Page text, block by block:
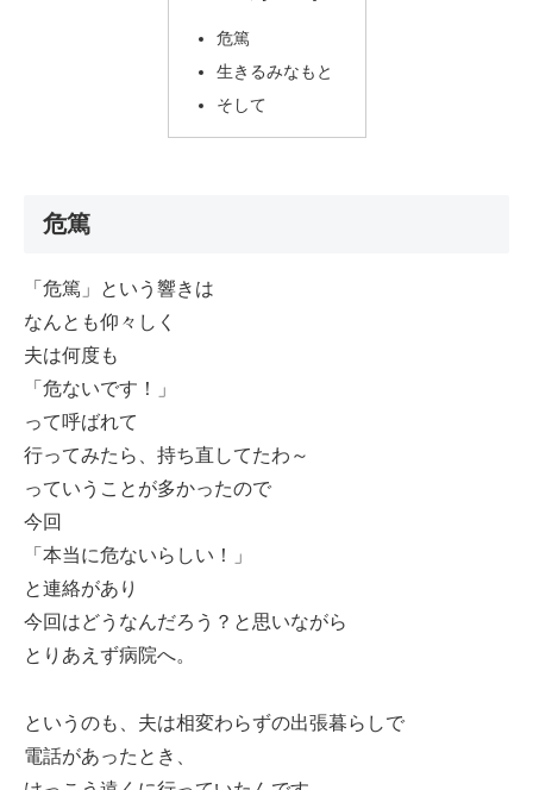
危篤
生きるみなもと
そして
危篤
「危篤」という響きは
なんとも仰々しく
夫は何度も
「危ないです！」
って呼ばれて
行ってみたら、持ち直してたわ～
っていうことが多かったので
今回
「本当に危ないらしい！」
と連絡があり
今回はどうなんだろう？と思いながら
とりあえず病院へ。
というのも、夫は相変わらずの出張暮らしで
電話があったとき、